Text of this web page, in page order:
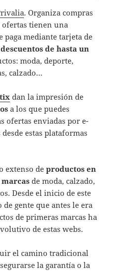
. Organiza compras
ofertas tienen una
paga mediante tarjeta de
descuentos de hasta un
moda, deporte,
calzado…
dan la impresión de
a los que puedes
ofertas enviadas por e-
estas plataformas
extenso deproductos en
de moda, calzado,
Desde el inicio de este
de gente que antes le era
de primeras marcas ha
de estas webs.
el camino tradicional
la garantía o la